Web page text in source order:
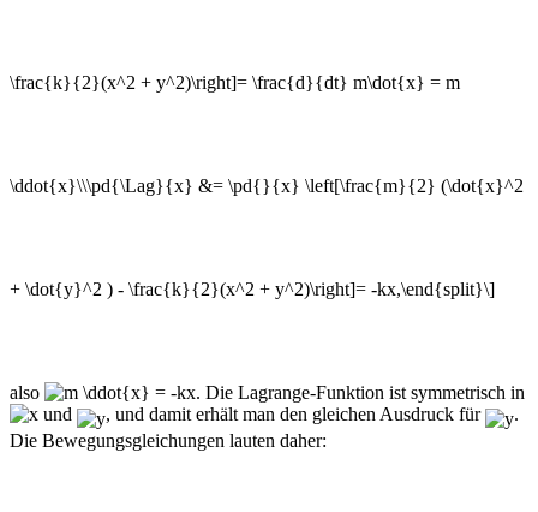
also
. Die Lagrange-Funktion ist symmetrisch in
und
, und damit erhält man den gleichen Ausdruck für
.
Die Bewegungsgleichungen lauten daher: